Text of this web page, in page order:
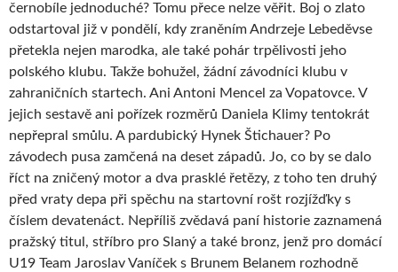
černobíle jednoduché? Tomu přece nelze věřit. Boj o zlato
odstartoval již v pondělí, kdy zraněním Andrzeje Lebeděvse
přetekla nejen marodka, ale také pohár trpělivosti jeho
polského klubu. Takže bohužel, žádní závodníci klubu v
zahraničních startech. Ani Antoni Mencel za Vopatovce. V
jejich sestavě ani pořízek rozměrů Daniela Klimy tentokrát
nepřepral smůlu. A pardubický Hynek Štichauer? Po
závodech pusa zamčená na deset západů. Jo, co by se dalo
říct na zničený motor a dva prasklé řetězy, z toho ten druhý
před vraty depa při spěchu na startovní rošt rozjížďky s
číslem devatenáct. Nepříliš zvědavá paní historie zaznamená
pražský titul, stříbro pro Slaný a také bronz, jenž pro domácí
U19 Team Jaroslav Vaníček s Brunem Belanem rozhodně